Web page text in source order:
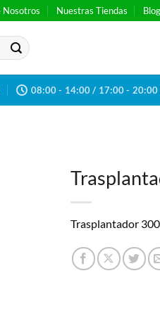
Nosotros Nuestras Tiendas Blog
08:00 - 14:00 / 17:00 - 20:00
Trasplantador